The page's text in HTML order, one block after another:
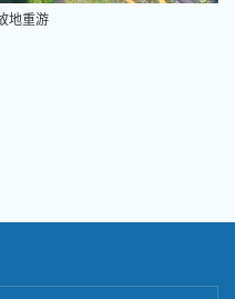
地重游